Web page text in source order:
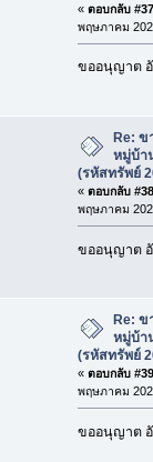
« ตอบกลับ
พฤษภาคม
ขออนุญาต
Re: ข
หมู่บ้า
(รหัสทรัพย์
« ตอบกลับ
พฤษภาคม
ขออนุญาต
Re: ข
หมู่บ้า
(รหัสทรัพย์
« ตอบกลับ
พฤษภาคม
ขออนุญาต